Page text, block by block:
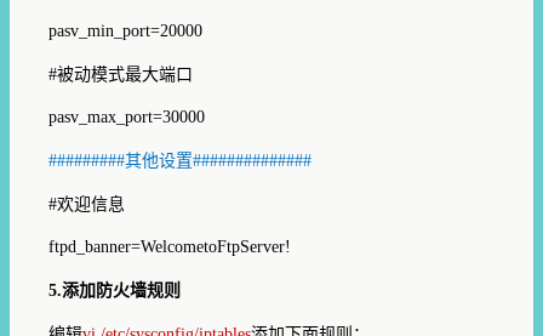
pasv_min_port=20000
#被动模式最大端口
pasv_max_port=30000
#########其他设置##############
#欢迎信息
ftpd_banner=WelcometoFtpServer!
5.添加防火墙规则